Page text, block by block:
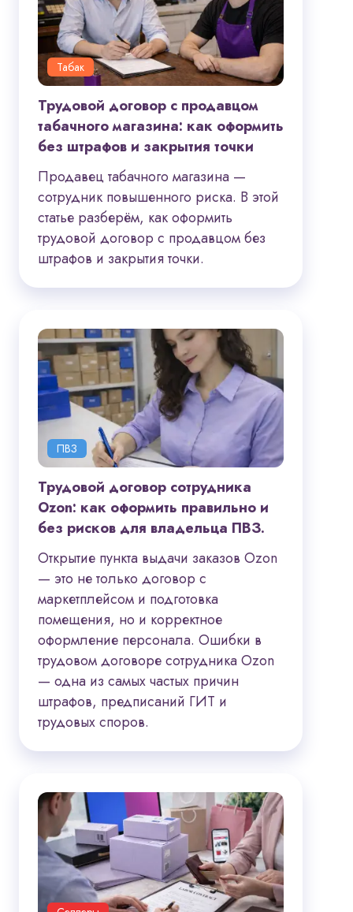
Табак
Трудовой договор с продавцом
табачного магазина: как оформить
без штрафов и закрытия точки
Продавец табачного магазина —
сотрудник повышенного риска. В этой
статье разберём, как оформить
трудовой договор с продавцом без
штрафов и закрытия точки.
ПВЗ
Трудовой договор сотрудника
Ozon: как оформить правильно и
без рисков для владельца ПВЗ.
Открытие пункта выдачи заказов Ozon
— это не только договор с
маркетплейсом и подготовка
помещения, но и корректное
оформление персонала. Ошибки в
трудовом договоре сотрудника Ozon
— одна из самых частых причин
штрафов, предписаний ГИТ и
трудовых споров.